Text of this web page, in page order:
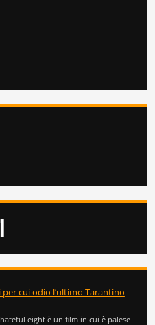
cui odio l’ultimo Tarantino
eight è un film in cui è palese